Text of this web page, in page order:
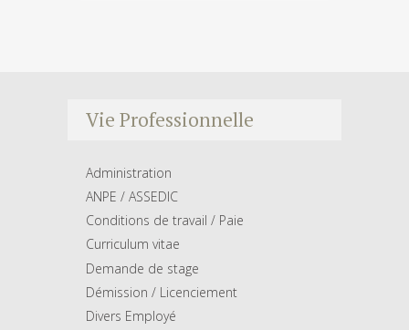
Vie Professionnelle
Administration
ANPE / ASSEDIC
Conditions de travail / Paie
Curriculum vitae
Demande de stage
Démission / Licenciement
Divers Employé